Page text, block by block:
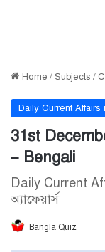
Home / Subjects /
Daily Current Affairs
31st
– Bengali
Daily Current
অ্যাফেয়ার্স
Bangla Quiz